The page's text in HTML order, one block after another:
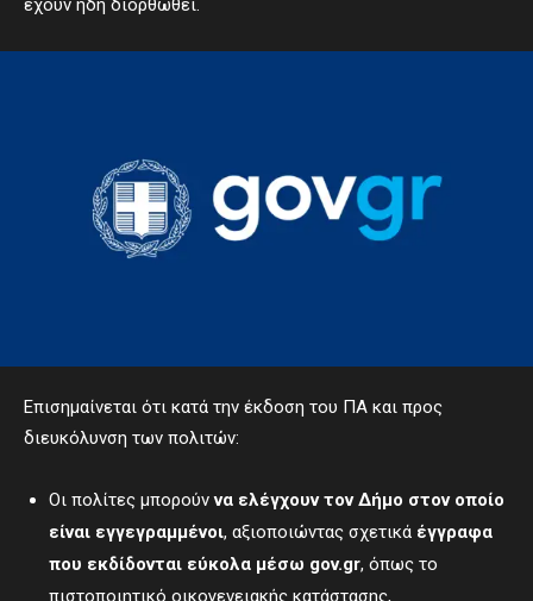
έχουν ήδη διορθωθεί.
Επισημαίνεται ότι κατά την έκδοση του ΠΑ και προς
διευκόλυνση των πολιτών:
Οι πολίτες μπορούννα ελέγχουν τον Δήμο στον οποίο
είναι εγγεγραμμένοι, αξιοποιώντας σχετικά έγγραφα
που εκδίδονται εύκολα μέσω gov.gr, όπως το
πιστοποιητικό οικογενειακής κατάστασης,